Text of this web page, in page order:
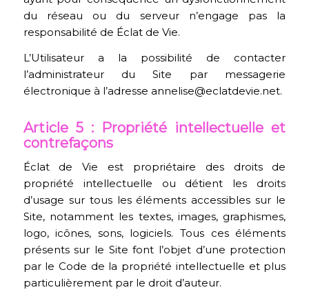
du réseau ou du serveur n’engage pas la
responsabilité de Éclat de Vie.
L’Utilisateur a la possibilité de contacter
l’administrateur du Site par messagerie
électronique à l’adresse annelise@eclatdevie.net.
Article 5 : Propriété intellectuelle et
contrefaçons
Éclat de Vie est propriétaire des droits de
propriété intellectuelle ou détient les droits
d’usage sur tous les éléments accessibles sur le
Site, notamment les textes, images, graphismes,
logo, icônes, sons, logiciels. Tous ces éléments
présents sur le Site font l’objet d’une protection
par le Code de la propriété intellectuelle et plus
particulièrement par le droit d’auteur.